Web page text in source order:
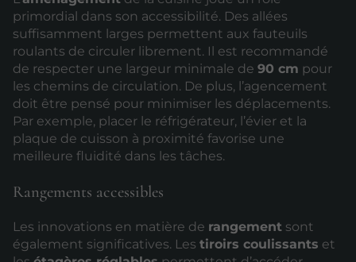
primordial dans son accessibilité. Des allées
suffisamment larges permettent aux fauteuils
roulants de circuler librement. Il est recommandé
de respecter une largeur minimale de 90 cm pour
les chemins de circulation. De plus, l’agencement
doit être pensé pour minimiser les déplacements.
Par exemple, placer le réfrigérateur, l’évier et la
plaque de cuisson à proximité favorise une
meilleure fluidité dans les tâches.
Rangements accessibles
Les innovations en matière de rangement sont
également significatives. Les tiroirs coulissants et